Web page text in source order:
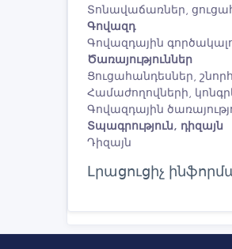
Տոնավաճառներ,
Գովազդ
Գովազդային
Ծառայություններ
Ցուցահանդեսներ,
Համաժողովների,
Գովազդային
Տպագրություն, դիզայն
Դիզայն
Լրացուցիչ